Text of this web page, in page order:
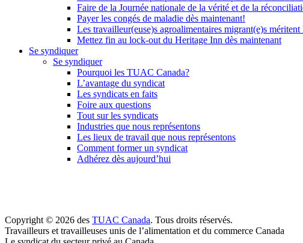
Faire de la Journée nationale de la vérité et de la
Payer les congés de maladie dès maintenant!
Les travailleur(euse)s agroalimentaires migrant(e)s méritent
Mettez fin au lock-out du Heritage Inn dès maintenant
Se syndiquer
Se syndiquer
Pourquoi les TUAC Canada?
L’avantage du syndicat
Les syndicats en faits
Foire aux questions
Tout sur les syndicats
Industries que nous représentons
Les lieux de travail que nous représentons
Comment former un syndicat
Adhérez dès aujourd’hui
Copyright © 2026 des TUAC Canada. Tous droits réservés.
Travailleurs et travailleuses unis de l’alimentation et du commerce Canada